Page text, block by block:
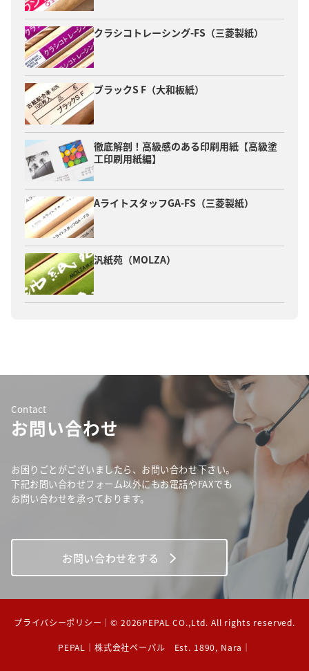
クラシコトレーシング-FS（三菱製紙）
ブラックS F（大和板紙）
徹底解剖！高級感のある印刷用紙【高級塗
工印刷用紙編】
AライトスタッフGA-FS（三菱製紙）
汎紙苑（MOLZA）
Contact
お問い合わせ
お困りごとがございましたら、お問い合わせ下さい。
下記お問い合わせフォーム以外にもお電話やFAXでも
お問い合わせを承っております。
お問い合わせをする
PEPAL｜株式会社ペーパル Est. 1890, Nara｜
プライバシーポリシー ｜© 2026PEPAL CO.,Ltd. All rights reserved.